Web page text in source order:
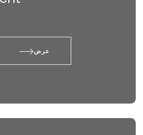
عرض